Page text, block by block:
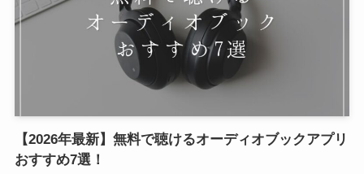
【2026年最新】無料で聴けるオーディオブックアプリ
おすすめ7選！